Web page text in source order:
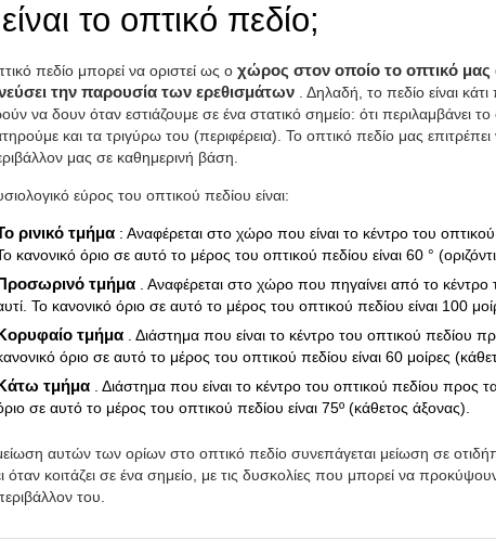
το οπτικό πεδίο;
πεδίο μπορεί να οριστεί ως ο χώρος στον οποίο το οπτικό
την παρουσία των ερεθισμάτων
. Δηλαδή, το πεδίο είναι
να δουν όταν εστιάζουμε σε ένα στατικό σημείο: ότι περιλαμβάνει
και τα τριγύρω του (περιφέρεια). Το οπτικό πεδίο μας
μας σε καθημερινή βάση.
εύρος του οπτικού πεδίου είναι:
ρινικό τμήμα : Αναφέρεται στο χώρο που είναι το κέντρο του
κανονικό όριο σε αυτό το μέρος του οπτικού πεδίου είναι 60 °
Προσωρινό τμήμα
. Αναφέρεται στο χώρο που πηγαίνει από το
Το κανονικό όριο σε αυτό το μέρος του οπτικού πεδίου είναι 100
Κορυφαίο τμήμα
. Διάστημα που είναι το κέντρο του οπτικού πεδίου
όριο σε αυτό το μέρος του οπτικού πεδίου είναι 60 μοίρες
Κάτω τμήμα
. Διάστημα που είναι το κέντρο του οπτικού πεδίου προς
σε αυτό το μέρος του οπτικού πεδίου είναι 75º (κάθετος άξονας).
αυτών των ορίων στο οπτικό πεδίο συνεπάγεται μείωση σε
όταν κοιτάζει σε ένα σημείο, με τις δυσκολίες που μπορεί να
του.